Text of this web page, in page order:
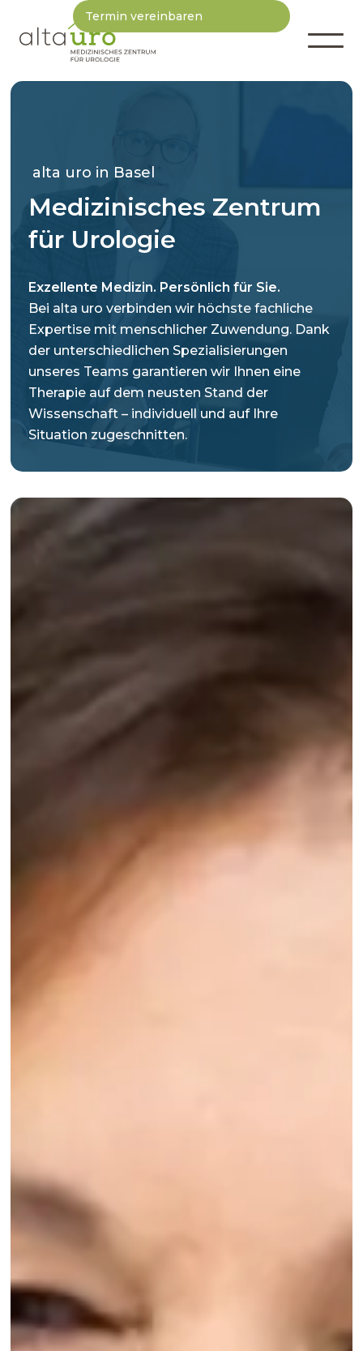
alta uro in Basel
Medizinisches Zentrum
für Urologie
Exzellente Medizin. Persönlich für Sie.
Bei alta uro verbinden wir höchste fachliche
Expertise mit menschlicher Zuwendung. Dank
der unterschiedlichen Spezialisierungen
unseres Teams garantieren wir Ihnen eine
Therapie auf dem neusten Stand der
Wissenschaft – individuell und auf Ihre
Situation zugeschnitten.
Termin vereinbaren